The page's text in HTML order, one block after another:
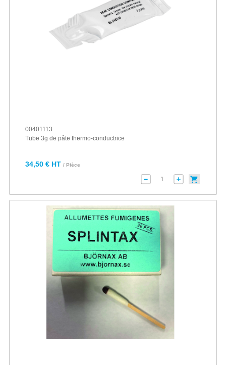
00401113
Tube 3g de pâte thermo-conductrice
34,50 € HT / Pièce